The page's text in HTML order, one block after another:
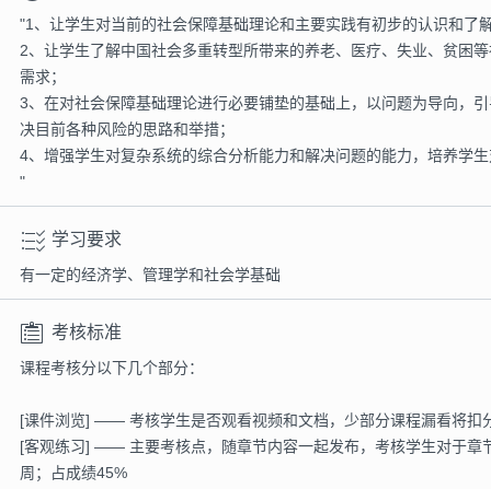
"1、让学生对当前的社会保障基础理论和主要实践有初步的认识和了
2、让学生了解中国社会多重转型所带来的养老、医疗、失业、贫困
需求；
3、在对社会保障基础理论进行必要铺垫的基础上，以问题为导向，
决目前各种风险的思路和举措；
4、增强学生对复杂系统的综合分析能力和解决问题的能力，培养学
"
学习要求
有一定的经济学、管理学和社会学基础
考核标准
课程考核分以下几个部分：
[课件浏览] —— 考核学生是否观看视频和文档，少部分课程漏看将扣
[客观练习] —— 主要考核点，随章节内容一起发布，考核学生对于章
周；占成绩45%